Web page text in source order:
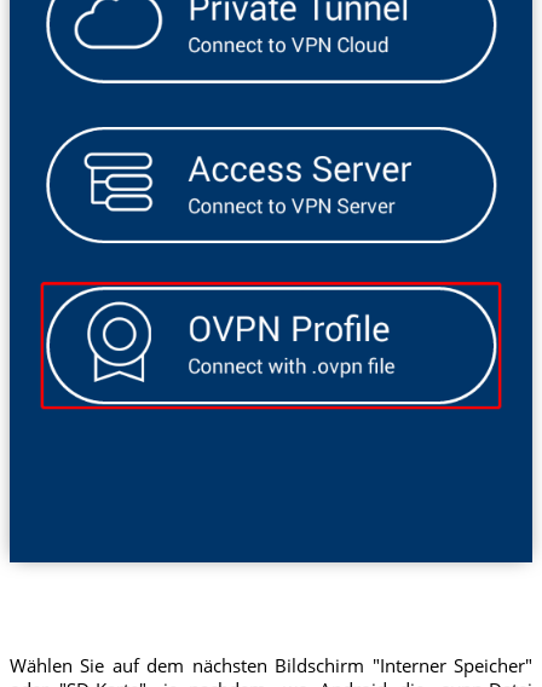
Wählen Sie auf dem nächsten Bildschirm "Interner Speicher"